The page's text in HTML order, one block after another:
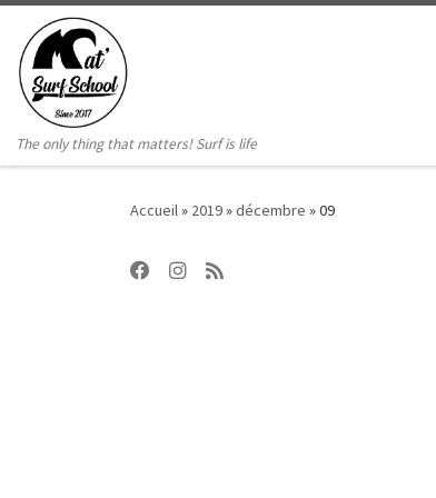
Passer au contenu
The only thing that matters! Surf is life
Accueil» 2019»décembre »09